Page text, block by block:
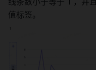
值标签。